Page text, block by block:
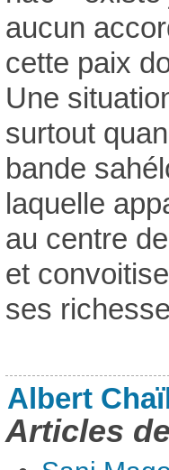
aucun
cette paix
Une
surtout
bande
laquelle
au centre
et
ses
Albert
Articles